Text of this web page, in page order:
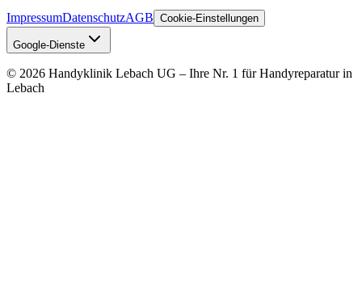
ImpressumDatenschutzAGB Cookie-Einstellungen
Google-Dienste
© 2026 Handyklinik Lebach UG – Ihre Nr. 1 für Handyreparatur in
Lebach